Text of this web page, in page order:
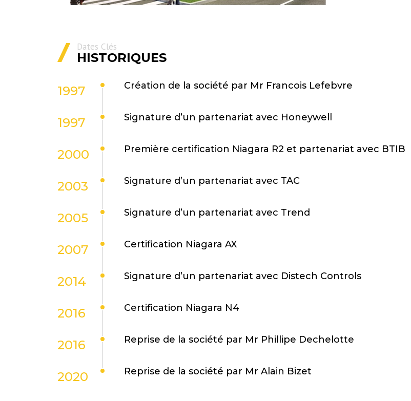
Dates Clés
HISTORIQUES
1997 Création de la société par Mr Francois Lefebvre
1997 Signature d’un partenariat avec Honeywell
2000 Première certification Niagara R2 et partenariat avec BTIB
2003 Signature d’un partenariat avec TAC
2005 Signature d’un partenariat avec Trend
2007 Certification Niagara AX
2014 Signature d’un partenariat avec Distech Controls
2016 Certification Niagara N4
2016 Reprise de la société par Mr Phillipe Dechelotte
2020 Reprise de la société par Mr Alain Bizet